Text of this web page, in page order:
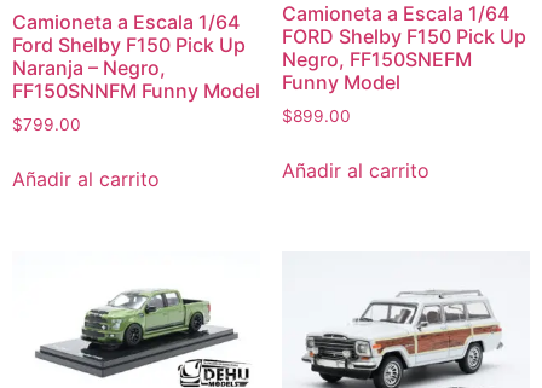
Camioneta a Escala 1/64
Ford Shelby F150 Pick Up
Naranja – Negro,
FF150SNNFM Funny Model
$799.00
Añadir al carrito
Camioneta a Escala 1/64
FORD Shelby F150 Pick Up
Negro, FF150SNEFM
Funny Model
$899.00
Añadir al carrito